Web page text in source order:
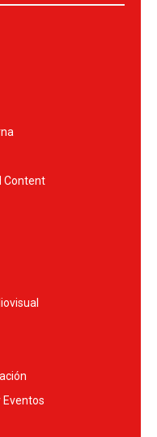
Content
Eventos